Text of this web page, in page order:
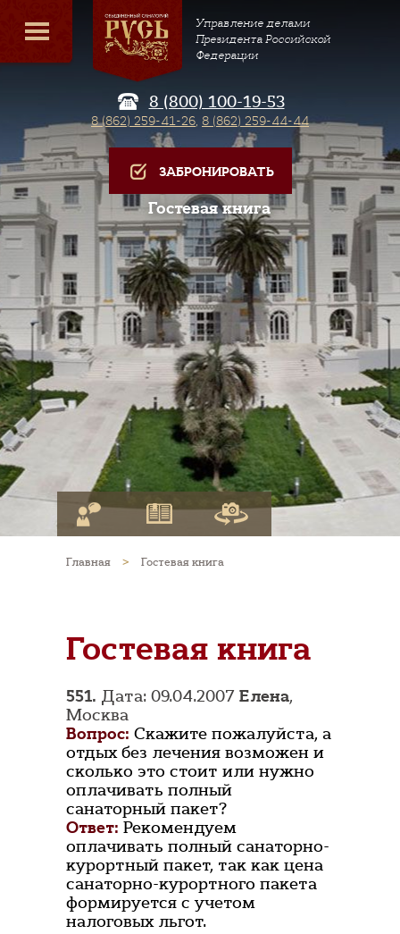
Управление делами
Президента Российской
Федерации
8 (800) 100-19-53
8 (862) 259-41-26, 8 (862) 259-44-44
ЗАБРОНИРОВАТЬ
Гостевая книга
Главная > Гостевая книга
Гостевая книга
551. Дата: 09.04.2007 Елена,
Москва
Вопрос: Скажите пожалуйста, а
отдых без лечения возможен и
сколько это стоит или нужно
оплачивать полный
санаторный пакет?
Ответ: Рекомендуем
оплачивать полный санаторно-
курортный пакет, так как цена
санаторно-курортного пакета
формируется с учетом
налоговых льгот.